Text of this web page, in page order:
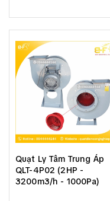
Quạt Ly Tâm Trung Áp
QLT-4P02 (2HP -
3200m3/h - 1000Pa)